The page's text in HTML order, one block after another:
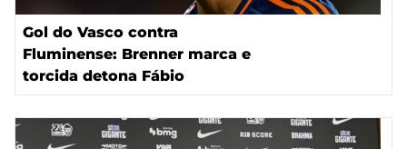
Gol do Vasco contra
Fluminense: Brenner marca e
torcida detona Fábio